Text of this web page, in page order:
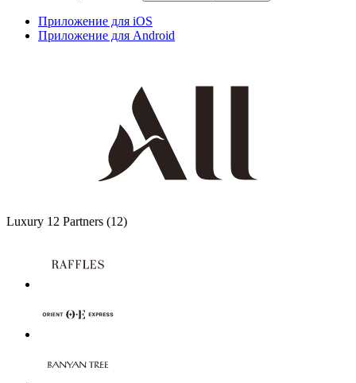
Приложение для iOS
Приложение для Android
Luxury 12 Partners (12)